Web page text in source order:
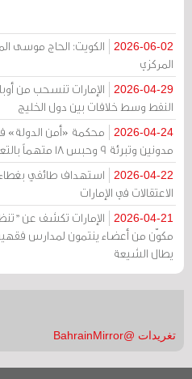
2026-06-02
الكويت: الحاج موسى
المركزي
2026-04-29
الإمارات تنسحب من
النفط وسط خلافات بين دول الخليج
2026-04-24
مدونين وتبرئة 9 وحبس 18 متهماً بالتعاطف مع إيران
2026-04-22
استهداف طائفي بغطاء
الاعتقالات في الإمارات
2026-04-21
الإمارات تكشف عن
مكوّن من أعضاء ينتمون لمدارس
يطال الشيعة
تغريدات @BahrainMirror